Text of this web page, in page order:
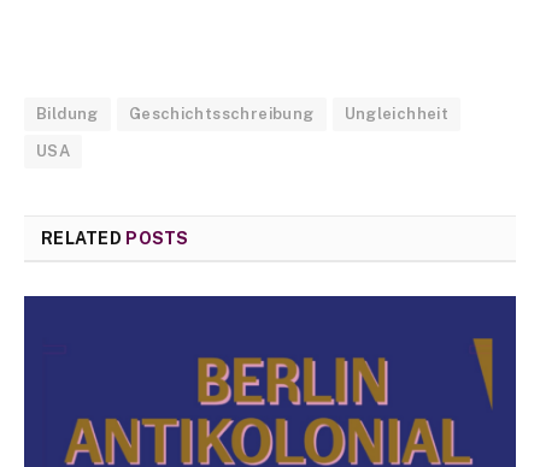
Bildung Geschichtsschreibung Ungleichheit
USA
RELATED POSTS